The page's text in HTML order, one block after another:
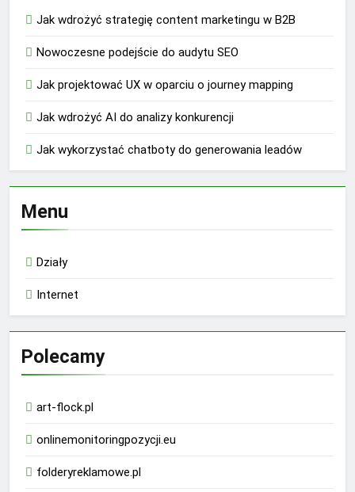
Jak wdrożyć strategię content marketingu w B2B
Nowoczesne podejście do audytu SEO
Jak projektować UX w oparciu o journey mapping
Jak wdrożyć AI do analizy konkurencji
Jak wykorzystać chatboty do generowania leadów
Menu
Działy
Internet
Polecamy
art-flock.pl
onlinemonitoringpozycji.eu
folderyreklamowe.pl